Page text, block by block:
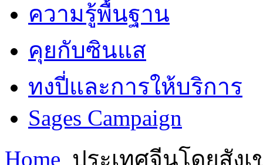
ความรู้พื้นฐาน
คุยกับซินแส
ทงปี่และการให้บริการ
Sages Campaign
Home ประเทศจีนโดยสังเ